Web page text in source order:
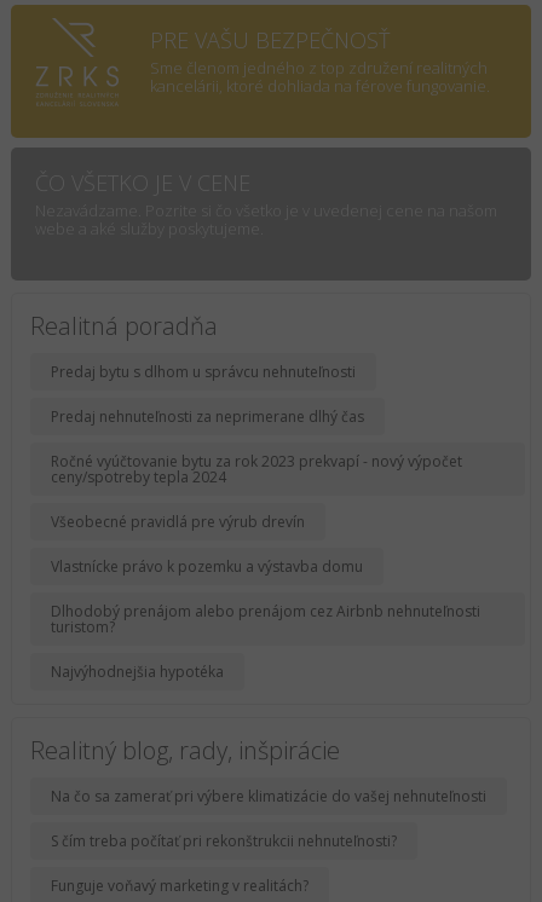
PRE VAŠU BEZPEČNOSŤ
Sme členom jedného z top združení realitných
kancelárii, ktoré dohliada na férove fungovanie.
ČO VŠETKO JE V CENE
Realitná poradňa
Predaj bytu s dlhom u správcu nehnuteľnosti
Predaj nehnuteľnosti za neprimerane dlhý čas
Ročné vyúčtovanie bytu za rok 2023 prekvapí - nový výpočet
ceny/spotreby tepla 2024
Všeobecné pravidlá pre výrub drevín
Vlastnícke právo k pozemku a výstavba domu
Dlhodobý prenájom alebo prenájom cez Airbnb nehnuteľnosti
turistom?
Najvýhodnejšia hypotéka
Realitný blog, rady, inšpirácie
Na čo sa zamerať pri výbere klimatizácie do vašej nehnuteľnosti
S čím treba počítať pri rekonštrukcii nehnuteľnosti?
Funguje voňavý marketing v realitách?